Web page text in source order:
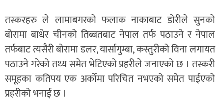
तस्करहरु ले लामाबगरको फलाक नाकाबाट डोरीले सुनको
बोरामा बाधेर चीनको तिब्बतबाट नेपाल तर्फ पठाउने र नेपाल
तर्फबाट त्यसैरी बोरामा डलर, यार्सागुम्बा, कस्तुरीको विना लगायत
पठाउने गरेको तथ्य समेत भेटिएको प्रहरीले जनाएको छ । तस्करी
समूहका कतिपय एक अर्कोमा परिचित नभएको समेत पाईएको
प्रहरीको भनाई छ ।